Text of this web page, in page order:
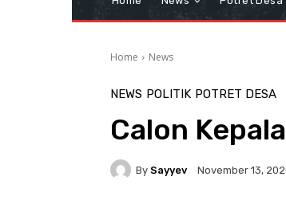
Home News
NEWS POLITIK POTRET DESA
Calon
By Sayyev November 13,